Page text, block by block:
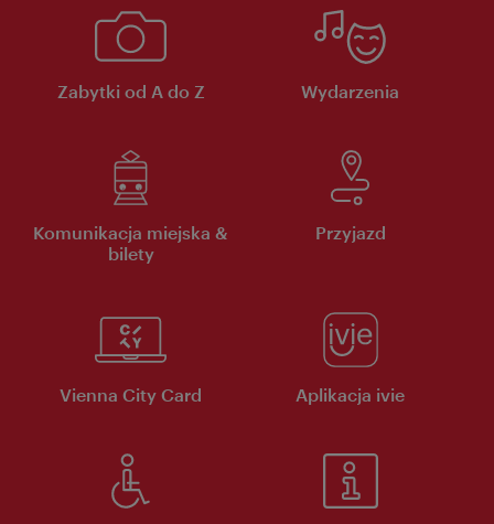
Zabytki od A do Z Wydarzenia
Komunikacja miejska &
bilety
Przyjazd
Vienna City Card Aplikacja ivie